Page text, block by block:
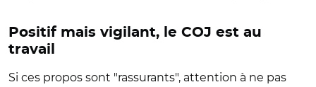
Positif mais vigilant, le COJ est au
travail
Si ces propos sont "rassurants", attention à ne pas